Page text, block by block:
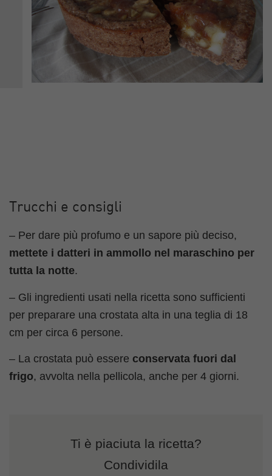
Trucchi e consigli
– Per dare più profumo e un sapore più deciso,
mettete i datteri in ammollo nel maraschino per
tutta la notte.
– Gli ingredienti usati nella ricetta sono sufficienti
per preparare una crostata alta in una teglia di 18
cm per circa 6 persone.
– La crostata può essere conservata fuori dal
frigo, avvolta nella pellicola, anche per 4 giorni.
Ti è piaciuta la ricetta?
Condividila